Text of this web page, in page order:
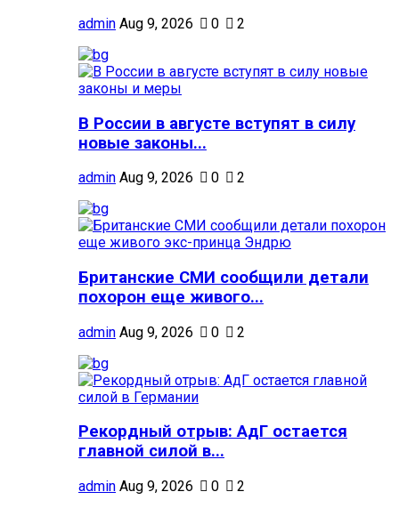
admin Aug 9, 2026 0 2
В России в августе вступят в силу
новые законы...
admin Aug 9, 2026 0 2
Британские СМИ сообщили детали
похорон еще живого...
admin Aug 9, 2026 0 2
Рекордный отрыв: АдГ остается
главной силой в...
admin Aug 9, 2026 0
2